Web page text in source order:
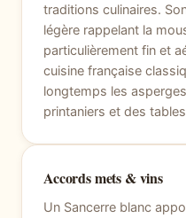
traditions culinaires.
légère rappelant la
particulièrement fin et
cuisine française
longtemps les
printaniers et des
Accords mets & vins
Un Sancerre blanc